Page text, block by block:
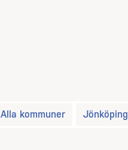
Alla kommuner Jönköping